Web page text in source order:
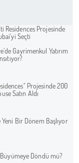
Residences Projesinde
Seçti
Gayrimenkul Yatırım
Projesinde 200
Satın Aldı
Bir Dönem Başlıyor
Döndü mü?